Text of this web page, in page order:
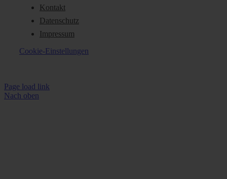
Kontakt
Datenschutz
Impressum
Cookie-Einstellungen
Page load link
Nach oben